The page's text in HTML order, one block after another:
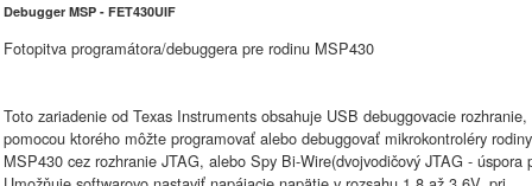
Debugger MSP - FET430UIF
Fotopitva programátora/debuggera pre rodinu MSP430
Toto zariadenie od Texas Instruments obsahuje USB debuggovacie rozhranie,
pomocou ktorého môžte programovať alebo debuggovať mikrokontroléry rodiny
MSP430 cez rozhranie JTAG, alebo Spy Bi-Wire(dvojvodičový JTAG - úspora